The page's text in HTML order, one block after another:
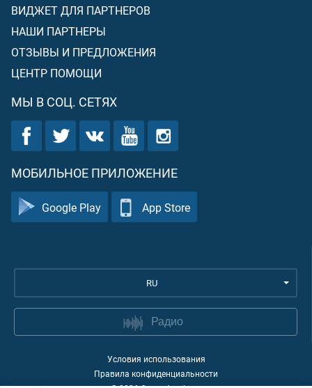
ВИДЖЕТ ДЛЯ ПАРТНЕРОВ
НАШИ ПАРТНЕРЫ
ОТЗЫВЫ И ПРЕДЛОЖЕНИЯ
ЦЕНТР ПОМОЩИ
МЫ В СОЦ. СЕТЯХ
МОБИЛЬНОЕ ПРИЛОЖЕНИЕ
Google Play App Store
RU
Радио
Условия использования
Правила конфиденциальности